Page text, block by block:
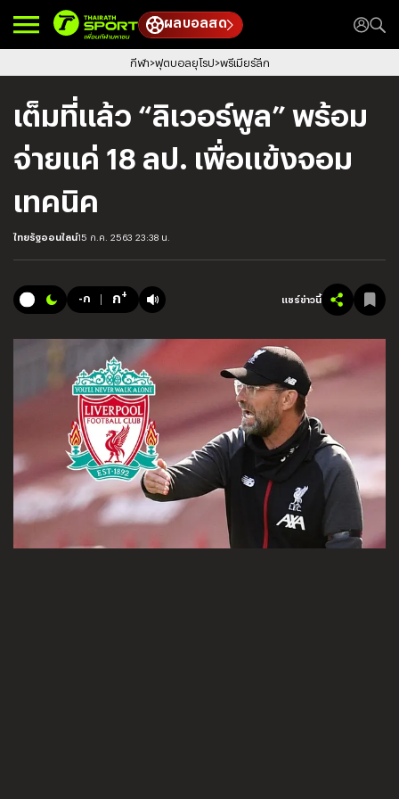
ผลบอลสด
กีฬา ฟุตบอลยุโรป พรีเมียร์ลีก
เต็มที่แล้ว “ลิเวอร์พูล” พร้อม
จ่ายแค่ 18 ลป. เพื่อแข้งจอม
เทคนิค
ไทยรัฐออนไลน์15 ก.ค. 2563 23:38 น.
-ก ก+ แชร์ข่าวนี้